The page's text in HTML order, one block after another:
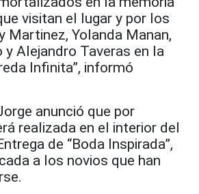
visitan el lugar y por los
Martinez, Yolanda Manan,
y Alejandro Taveras en la
Infinita”, informó
anunció que por
realizada en el interior del
de “Boda Inspirada”,
a los novios que han